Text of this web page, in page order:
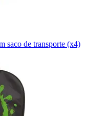
saco de transporte (x4)